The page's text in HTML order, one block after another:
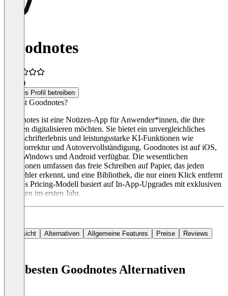
Goodnotes
(1)
Dieses Profil betreiben
Was ist Goodnotes?
Goodnotes ist eine Notizen-App für Anwender*innen, die ihre
Notizen digitalisieren möchten. Sie bietet ein unvergleichliches
Handschrifterlebnis und leistungsstarke KI-Funktionen wie
Autokorrektur und Autovervollständigung. Goodnotes ist auf iOS,
Mac, Windows und Android verfügbar. Die wesentlichen
Funktionen umfassen das freie Schreiben auf Papier, das jeden
Tippfehler erkennt, und eine Bibliothek, die nur einen Klick entfernt
ist. Das Pricing-Modell basiert auf In-App-Upgrades mit exklusiven
Rabatten im ersten Jahr.
Übersicht Alternativen Allgemeine Features Preise Reviews
Die besten Goodnotes Alternativen